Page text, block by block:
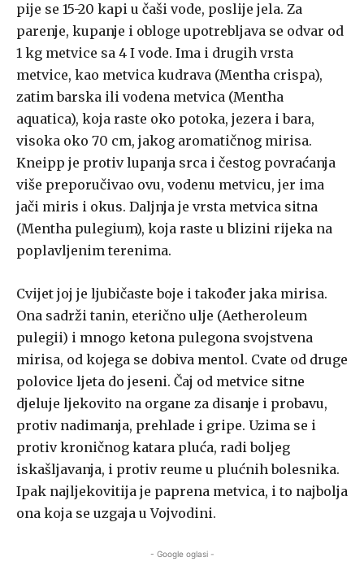
pije se 15-20 kapi u čaši vode, poslije jela. Za
parenje, kupanje i obloge upotrebljava se odvar od
1 kg metvice sa 4 I vode. Ima i drugih vrsta
metvice, kao metvica kudrava (Mentha crispa),
zatim barska ili vodena metvica (Mentha
aquatica), koja raste oko potoka, jezera i bara,
visoka oko 70 cm, jakog aromatičnog mirisa.
Kneipp je protiv lupanja srca i čestog povraćanja
više preporučivao ovu, vodenu metvicu, jer ima
jači miris i okus. Daljnja je vrsta metvica sitna
(Mentha pulegium), koja raste u blizini rijeka na
poplavljenim terenima.
Cvijet joj je ljubičaste boje i također jaka mirisa.
Ona sadrži tanin, eterično ulje (Aetheroleum
pulegii) i mnogo ketona pulegona svojstvena
mirisa, od kojega se dobiva mentol. Cvate od druge
polovice ljeta do jeseni. Čaj od metvice sitne
djeluje ljekovito na organe za disanje i probavu,
protiv nadimanja, prehlade i gripe. Uzima se i
protiv kroničnog katara pluća, radi boljeg
iskašljavanja, i protiv reume u plućnih bolesnika.
Ipak najljekovitija je paprena metvica, i to najbolja
ona koja se uzgaja u Vojvodini.
- Google oglasi -